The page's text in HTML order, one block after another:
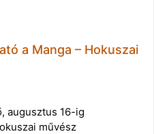
a Manga – Hokuszai
augusztus 16-ig
művész